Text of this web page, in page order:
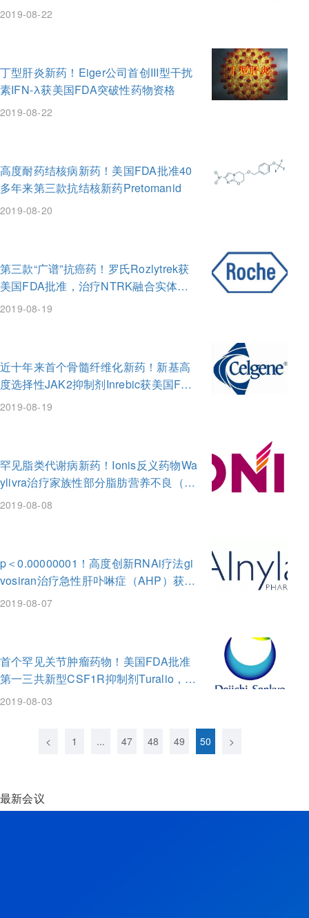
Sesen Bio
耐多药结核病
NTRK entrectinib
TB Alliance
pretomanid
III型干扰素 IFN
丁型肝炎病毒
干扰素λ
疗90%患者
2019-08-22
丁型肝炎新药！Eiger公司首创III型干扰
素IFN-λ获美国FDA突破性药物资格
2019-08-22
高度耐药结核病新药！美国FDA批准40
多年来第三款抗结核新药Pretomanid
2019-08-20
第三款“广谱”抗癌药！罗氏Rozlytrek获
美国FDA批准，治疗NTRK融合实体瘤
和ROS1阳性肺癌！
2019-08-19
近十年来首个骨髓纤维化新药！新基高
度选择性JAK2抑制剂Inrebic获美国FDA
批准！
2019-08-19
罕见脂类代谢病新药！Ionis反义药物Wa
ylivra治疗家族性部分脂肪营养不良（F
PL）获得成功!
2019-08-08
p＜0.00000001！高度创新RNAi疗法gi
vosiran治疗急性肝卟啉症（AHP）获美
国FDA优先审查
2019-08-07
首个罕见关节肿瘤药物！美国FDA批准
第一三共新型CSF1R抑制剂Turalio，治
疗腱鞘巨细胞瘤！
2019-08-03
< 1 ... 47 48 49 50 >
最新会议